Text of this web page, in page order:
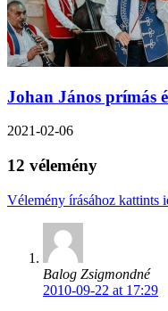
Johan János prímás
2021-02-06
12 vélemény
Vélemény írásához kattints
Balog Zsigmondné
2010-09-22 at 17:29